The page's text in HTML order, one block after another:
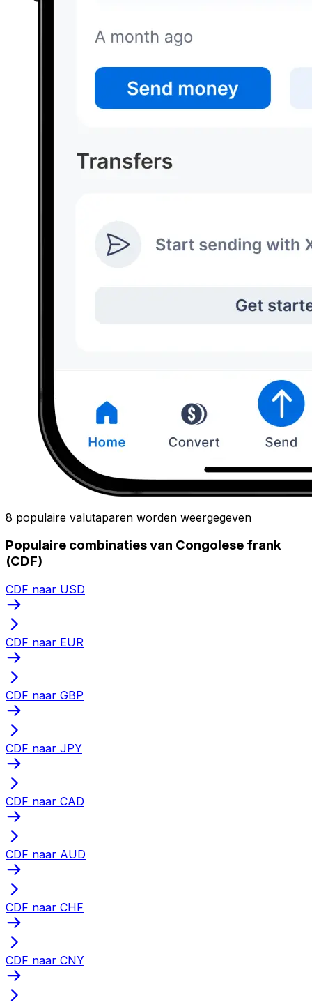
8 populaire valutaparen worden weergegeven
Populaire combinaties van Congolese frank
(CDF)
CDF naar USD
CDF naar EUR
CDF naar GBP
CDF naar JPY
CDF naar CAD
CDF naar AUD
CDF naar CHF
CDF naar CNY